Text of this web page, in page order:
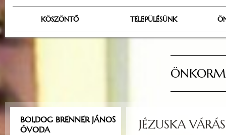
KÖSZÖNTŐ TELEPÜLÉSÜNK
BOLDOG BRENNER JÁNOS
ÓVODA
JÉZUSKA